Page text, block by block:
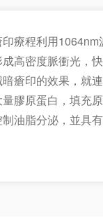
療程利用
高密度脈衝光，
瘡印的效果，就
膠原蛋白，填充
油脂分泌，並具